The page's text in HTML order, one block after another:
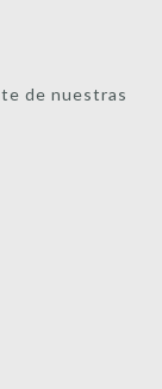
de nuestras